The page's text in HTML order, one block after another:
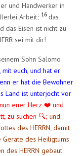
und Handwerker in
Arbeit; 16 das
das Eisen ist nicht zu
sei mit dir!
Sohn Salomo
mit euch, und hat er
er hat die Bewohner
Land ist unterjocht vor
euer Herz ❤️ und
zu suchen 🔍; und
des HERRN, damit
Geräte des Heiligtums
des HERRN gebaut